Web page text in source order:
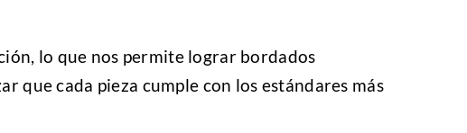
lo que nos permite lograr bordados
que cada pieza cumple con los estándares más